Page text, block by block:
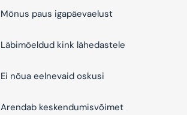
Mõnus paus igapäevaelust
Läbimõeldud kink lähedastele
Ei nõua eelnevaid oskusi
Arendab keskendumisvõimet